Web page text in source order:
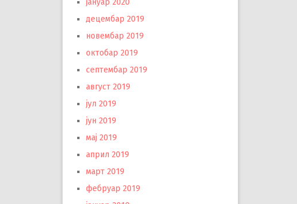
јануар 2020
децембар 2019
новембар 2019
октобар 2019
септембар 2019
август 2019
јул 2019
јун 2019
мај 2019
април 2019
март 2019
фебруар 2019